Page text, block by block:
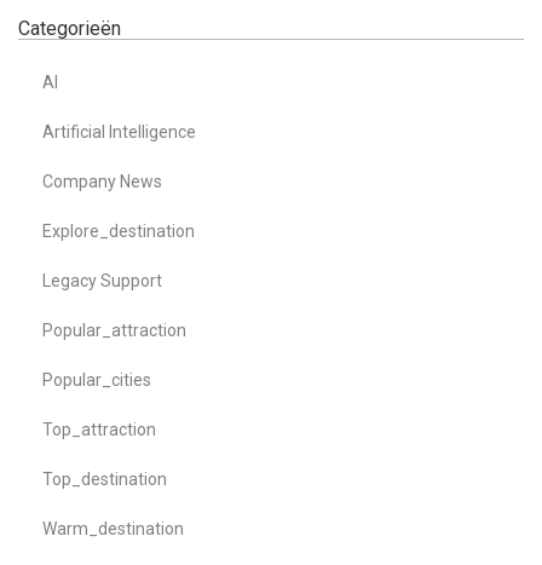
Categorieën
AI
Artificial Intelligence
Company News
Explore_destination
Legacy Support
Popular_attraction
Popular_cities
Top_attraction
Top_destination
Warm_destination